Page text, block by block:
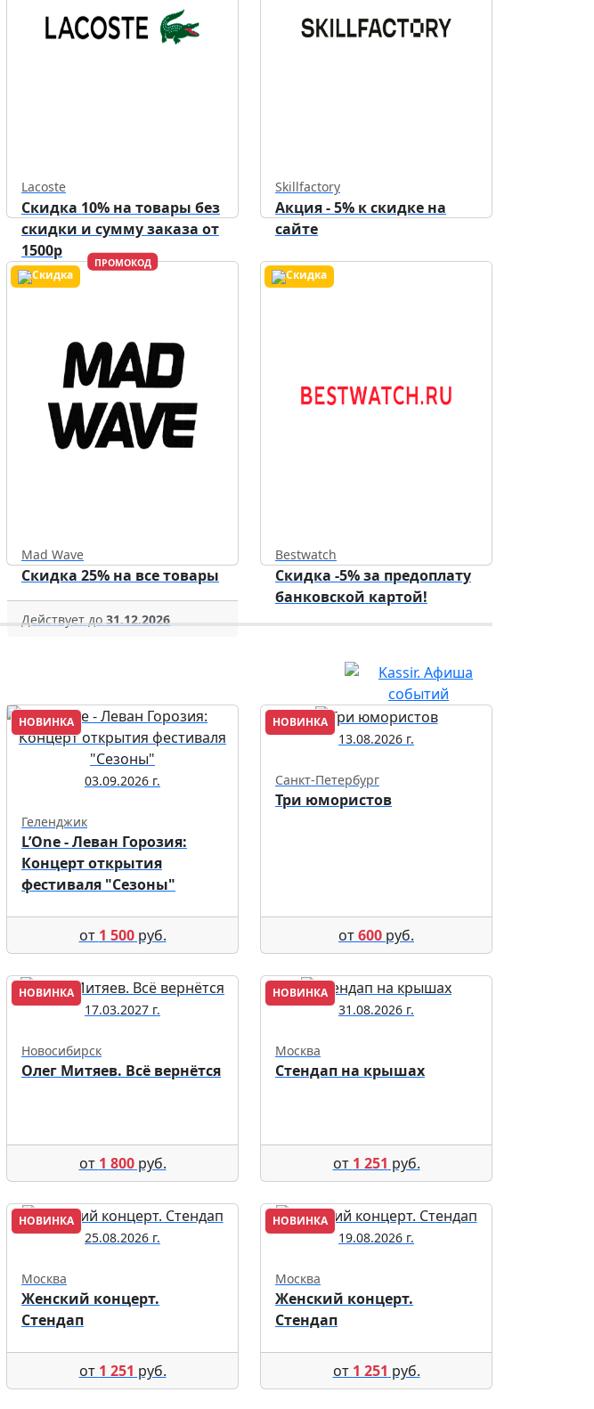
Lacoste
Скидка 10% на товары без
скидки и сумму заказа от
1500р
Skillfactory
Акция - 5% к скидке на
сайте
ПРОМОКОД
Mad Wave
Скидка 25% на все товары
Действует до 31.12.2026
Bestwatch
Скидка -5% за предоплату
банковской картой!
НОВИНКА
03.09.2026 г.
Геленджик
L’One - Леван Горозия:
Концерт открытия
фестиваля "Сезоны"
от 1 500руб.
НОВИНКА
13.08.2026 г.
Санкт-Петербург
Три юмористов
от600 руб.
НОВИНКА
17.03.2027 г.
Новосибирск
Олег Митяев. Всё вернётся
от 1 800руб.
НОВИНКА
31.08.2026 г.
Москва
Стендап на крышах
от 1 251 руб.
НОВИНКА
25.08.2026 г.
Москва
Женский концерт.
Стендап
от 1 251 руб.
НОВИНКА
19.08.2026 г.
Москва
Женский концерт.
Стендап
от 1 251 руб.